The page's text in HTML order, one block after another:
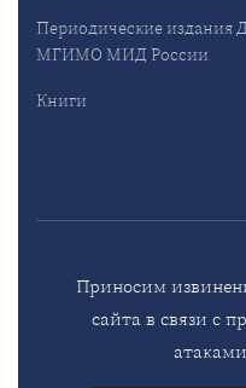
Периодические издания
МГИМО МИД России
Книги
Приносим
сайта в связи с